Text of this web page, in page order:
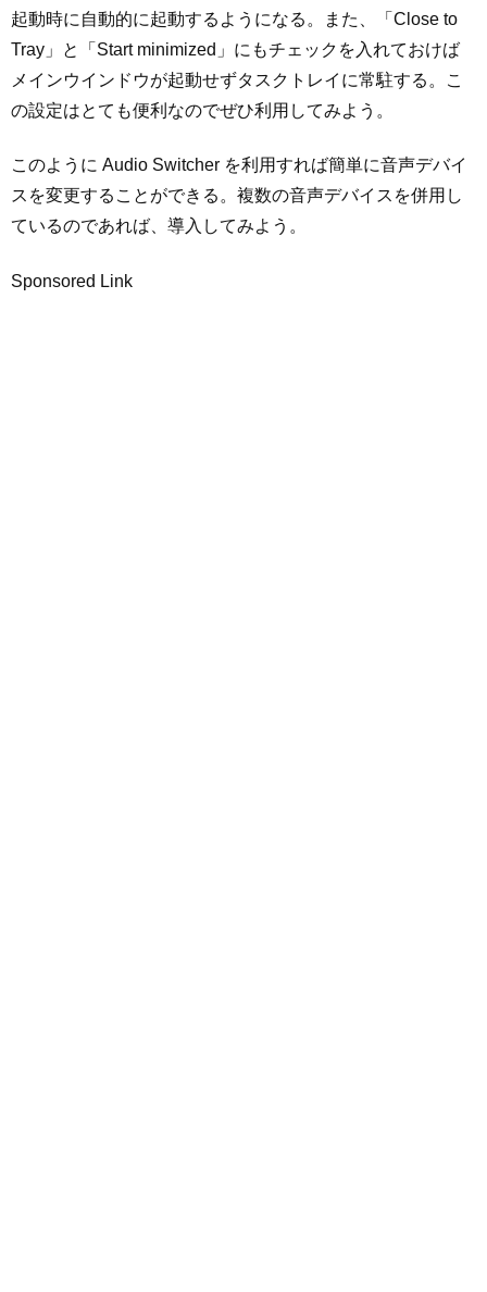
起動時に自動的に起動するようになる。また、「Close to
Tray」と「Start minimized」にもチェックを入れておけば
メインウインドウが起動せずタスクトレイに常駐する。こ
の設定はとても便利なのでぜひ利用してみよう。
このように Audio Switcher を利用すれば簡単に音声デバイ
スを変更することができる。複数の音声デバイスを併用し
ているのであれば、導入してみよう。
Sponsored Link